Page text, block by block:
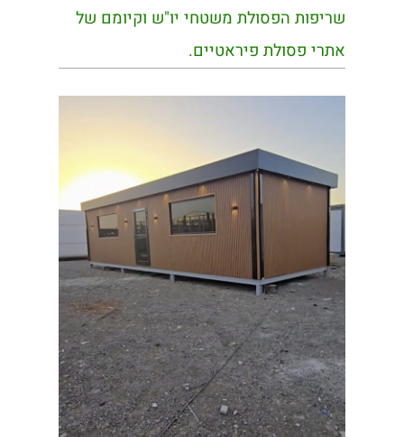
שריפות הפסולת משטחי יו"ש וקיומם של
אתרי פסולת פיראטיים.